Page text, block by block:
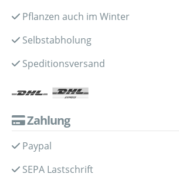
Pflanzen auch im Winter
Selbstabholung
Speditionsversand
Zahlung
Paypal
SEPA Lastschrift